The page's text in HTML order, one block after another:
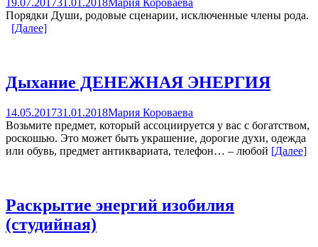
19.07.201731.01.2018Мария Короваева
Порядки Души, родовые сценарии, исключенные члены рода.
[Далее]
Дыхание ДЕНЕЖНАЯ ЭНЕРГИЯ
14.05.201731.01.2018Мария Короваева
Возьмите предмет, который ассоциируется у вас с богатством,
роскошью. Это может быть украшение, дорогие духи, одежда
или обувь, предмет антиквариата, телефон… – любой [Далее]
Раскрытие энергий изобилия
(студийная)